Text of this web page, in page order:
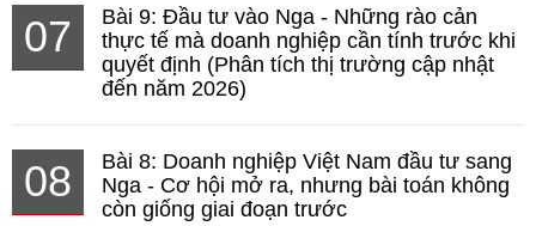
07
Bài 9: Đầu tư vào Nga - Những rào cản
thực tế mà doanh nghiệp cần tính trước khi
quyết định (Phân tích thị trường cập nhật
đến năm 2026)
08
Bài 8: Doanh nghiệp Việt Nam đầu tư sang
Nga - Cơ hội mở ra, nhưng bài toán không
còn giống giai đoạn trước